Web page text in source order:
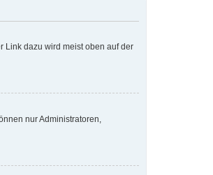
Link dazu wird meist oben auf der
nur Administratoren,